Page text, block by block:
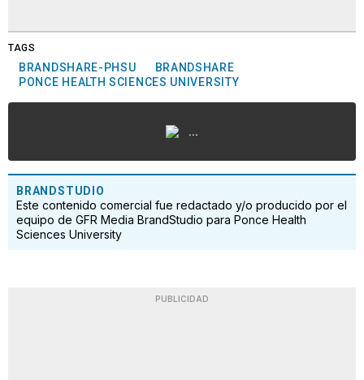
TAGS
BRANDSHARE-PHSU
BRANDSHARE
PONCE HEALTH SCIENCES UNIVERSITY
...
BRANDSTUDIO
Este contenido comercial fue redactado y/o producido por el
equipo de GFR Media BrandStudio para Ponce Health
Sciences University
PUBLICIDAD